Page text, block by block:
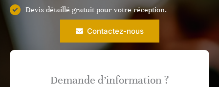
Devis détaillé gratuit pour votre réception.
Contactez-nous
Demande d’information ?